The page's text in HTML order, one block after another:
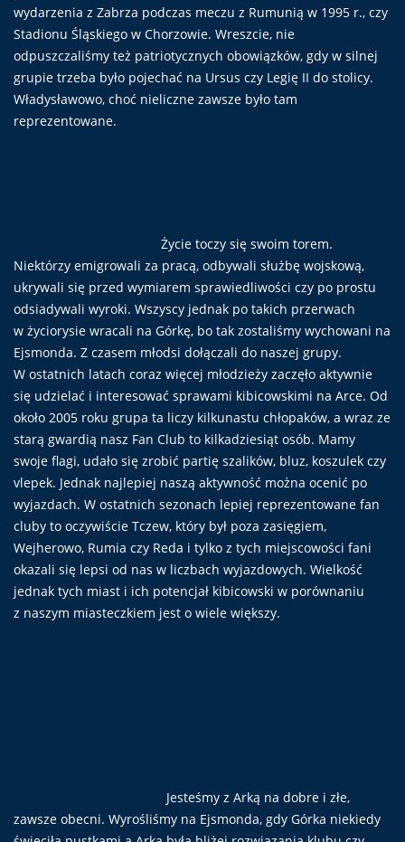
wydarzenia z Zabrza podczas meczu z Rumunią w 1995 r., czy
Stadionu Śląskiego w Chorzowie. Wreszcie, nie
odpuszczaliśmy też patriotycznych obowiązków, gdy w silnej
grupie trzeba było pojechać na Ursus czy Legię II do stolicy.
Władysławowo, choć nieliczne zawsze było tam
reprezentowane.
Życie toczy się swoim torem.
Niektórzy emigrowali za pracą, odbywali służbę wojskową,
ukrywali się przed wymiarem sprawiedliwości czy po prostu
odsiadywali wyroki. Wszyscy jednak po takich przerwach
w życiorysie wracali na Górkę, bo tak zostaliśmy wychowani na
Ejsmonda. Z czasem młodsi dołączali do naszej grupy.
W ostatnich latach coraz więcej młodzieży zaczęło aktywnie
się udzielać i interesować sprawami kibicowskimi na Arce. Od
około 2005 roku grupa ta liczy kilkunastu chłopaków, a wraz ze
starą gwardią nasz Fan Club to kilkadziesiąt osób. Mamy
swoje flagi, udało się zrobić partię szalików, bluz, koszulek czy
vlepek. Jednak najlepiej naszą aktywność można ocenić po
wyjazdach. W ostatnich sezonach lepiej reprezentowane fan
cluby to oczywiście Tczew, który był poza zasięgiem,
Wejherowo, Rumia czy Reda i tylko z tych miejscowości fani
okazali się lepsi od nas w liczbach wyjazdowych. Wielkość
jednak tych miast i ich potencjał kibicowski w porównaniu
z naszym miasteczkiem jest o wiele większy.
Jesteśmy z Arką na dobre i złe,
zawsze obecni. Wyrośliśmy na Ejsmonda, gdy Górka niekiedy